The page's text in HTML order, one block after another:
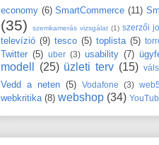
economy (6) SmartCommerce (11)
(35)
szemkamerás vizsgálat (1) szerzői
televízió (9) tesco (5) toplista (5)
Twitter (5) uber (3) usability (7)
modell
(25) üzleti terv (15)
Vedd a neten (5) Vodafone (3)
webkritika (8) webshop (34)